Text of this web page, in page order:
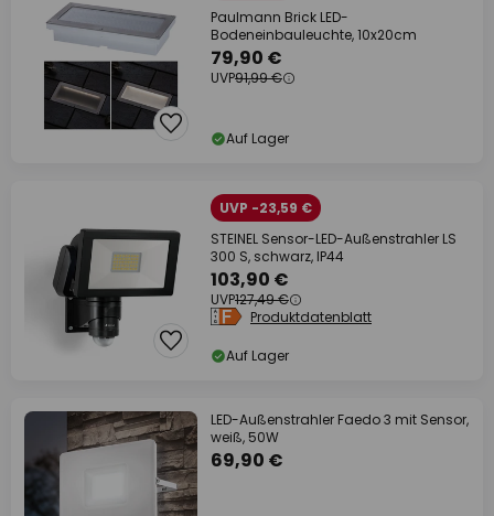
Paulmann Brick LED-
Bodeneinbauleuchte, 10x20cm
79,90 €
UVP91,99 €
Auf Lager
UVP -23,59 €
STEINEL Sensor-LED-Außenstrahler LS
300 S, schwarz, IP44
103,90 €
UVP127,49 €
Produktdatenblatt
Auf Lager
LED-Außenstrahler Faedo 3 mit Sensor,
weiß, 50W
69,90 €